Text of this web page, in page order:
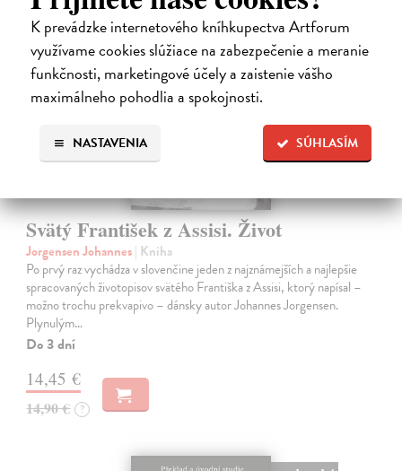
K prevádzke internetového kníhkupectva Artforum
využívame cookies slúžiace na zabezpečenie a meranie
funkčnosti, marketingové účely a zaistenie vášho
maximálneho pohodlia a spokojnosti.
SÚHLASÍM
NASTAVENIA
Svätý František z Assisi. Život
Jorgensen Johannes| Kniha
Po prvý raz vychádza v slovenčine jeden z najznámejších a najlepšie
spracovaných životopisov svätého Františka z Assisi, ktorý napísal –
možno trochu prekvapivo – dánsky autor Johannes Jorgensen.
Plynulým…
Do 3 dní
14,45 €
14,90 € ?